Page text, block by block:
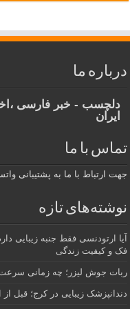
درباره ما
دلچسب - خبر فارسی
ایران
تماس با ما
جهت ارتباط با ما به پشتیبانی واتساپ به شماره
نوشته‌های تازه
آیا ارتودنسی فقط جنبه زیبایی
فک و کیفیت زندگی
ربات جوش لیزر؛ چه زمانی سرعت
دندانپزشک زیبایی در کرج؛ قبل از